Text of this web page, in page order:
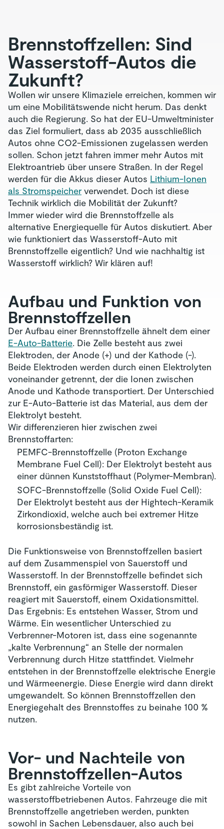
Brennstoffzellen: Sind
Wasserstoff-Autos die
Zukunft?
Wollen wir unsere Klimaziele erreichen, kommen wir
um eine Mobilitätswende nicht herum. Das denkt
auch die Regierung. So hat der EU-Umweltminister
das Ziel formuliert, dass ab 2035 ausschließlich
Autos ohne CO2-Emissionen zugelassen werden
sollen. Schon jetzt fahren immer mehr Autos mit
Elektroantrieb über unsere Straßen. In der Regel
werden für die Akkus dieser Autos Lithium-Ionen
als Stromspeicher verwendet. Doch ist diese
Technik wirklich die Mobilität der Zukunft?
Immer wieder wird die Brennstoffzelle als
alternative Energiequelle für Autos diskutiert. Aber
wie funktioniert das Wasserstoff-Auto mit
Brennstoffzelle eigentlich? Und wie nachhaltig ist
Wasserstoff wirklich? Wir klären auf!
Aufbau und Funktion von
Brennstoffzellen
Der Aufbau einer Brennstoffzelle ähnelt dem einer
E-Auto-Batterie. Die Zelle besteht aus zwei
Elektroden, der Anode (+) und der Kathode (-).
Beide Elektroden werden durch einen Elektrolyten
voneinander getrennt, der die Ionen zwischen
Anode und Kathode transportiert. Der Unterschied
zur E-Auto-Batterie ist das Material, aus dem der
Elektrolyt besteht.
Wir differenzieren hier zwischen zwei
Brennstoffarten:
PEMFC-Brennstoffzelle (Proton Exchange
Membrane Fuel Cell): Der Elektrolyt besteht aus
einer dünnen Kunststoffhaut (Polymer-Membran).
SOFC-Brennstoffzelle (Solid Oxide Fuel Cell):
Der Elektrolyt besteht aus der Hightech-Keramik
Zirkondioxid, welche auch bei extremer Hitze
korrosionsbeständig ist.
Die Funktionsweise von Brennstoffzellen basiert
auf dem Zusammenspiel von Sauerstoff und
Wasserstoff. In der Brennstoffzelle befindet sich
Brennstoff, ein gasförmiger Wasserstoff. Dieser
reagiert mit Sauerstoff, einem Oxidationsmittel.
Das Ergebnis: Es entstehen Wasser, Strom und
Wärme. Ein wesentlicher Unterschied zu
Verbrenner-Motoren ist, dass eine sogenannte
„kalte Verbrennung“ an Stelle der normalen
Verbrennung durch Hitze stattfindet. Vielmehr
entstehen in der Brennstoffzelle elektrische Energie
und Wärmeenergie. Diese Energie wird dann direkt
umgewandelt. So können Brennstoffzellen den
Energiegehalt des Brennstoffes zu beinahe 100 %
nutzen.
Vor- und Nachteile von
Brennstoffzellen-Autos
Es gibt zahlreiche Vorteile von
wasserstoffbetriebenen Autos. Fahrzeuge die mit
Brennstoffzelle angetrieben werden, punkten
sowohl in Sachen Lebensdauer, also auch bei